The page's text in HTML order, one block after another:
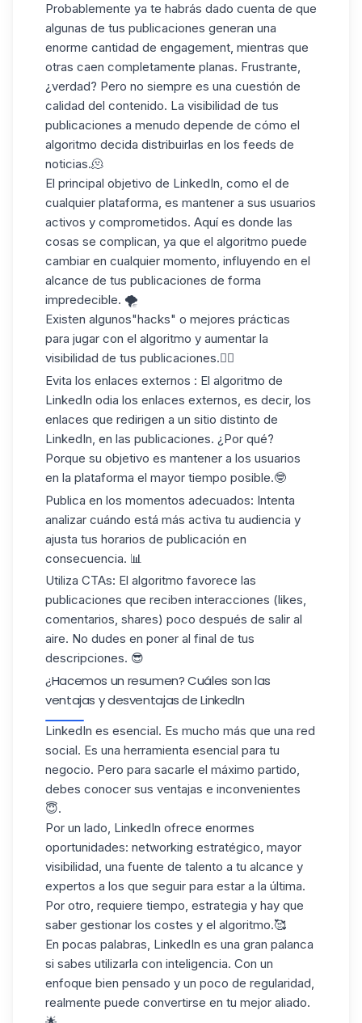
Probablemente ya te habrás dado cuenta de que
algunas de tus publicaciones generan una
enorme cantidad de engagement, mientras que
otras caen completamente planas. Frustrante,
¿verdad? Pero no siempre es una cuestión de
calidad del contenido. La visibilidad de tus
publicaciones a menudo depende de cómo el
algoritmo decida distribuirlas en los feeds de
noticias.🫠
El principal objetivo de LinkedIn, como el de
cualquier plataforma, es mantener a sus usuarios
activos y comprometidos. Aquí es donde las
cosas se complican, ya que el algoritmo puede
cambiar en cualquier momento, influyendo en el
alcance de tus publicaciones de forma
impredecible. 🌪️
Existen algunos"hacks" o mejores prácticas
para jugar con el algoritmo y aumentar la
visibilidad de tus publicaciones.👇🏻
Evita los enlaces externos : El algoritmo de
LinkedIn odia los enlaces externos, es decir, los
enlaces que redirigen a un sitio distinto de
LinkedIn, en las publicaciones. ¿Por qué?
Porque su objetivo es mantener a los usuarios
en la plataforma el mayor tiempo posible.🤓
Publica en los momentos adecuados: Intenta
analizar cuándo está más activa tu audiencia y
ajusta tus horarios de publicación en
consecuencia. 📊
Utiliza CTAs: El algoritmo favorece las
publicaciones que reciben interacciones (likes,
comentarios, shares) poco después de salir al
aire. No dudes en poner al final de tus
descripciones. 😎
¿Hacemos un resumen? Cuáles son las
ventajas y desventajas de LinkedIn​
LinkedIn es esencial. Es mucho más que una red
social. Es una herramienta esencial para tu
negocio. Pero para sacarle el máximo partido,
debes conocer sus ventajas e inconvenientes
😇.
Por un lado, LinkedIn ofrece enormes
oportunidades: networking estratégico, mayor
visibilidad, una fuente de talento a tu alcance y
expertos a los que seguir para estar a la última.
Por otro, requiere tiempo, estrategia y hay que
saber gestionar los costes y el algoritmo.🥰
En pocas palabras, LinkedIn es una gran palanca
si sabes utilizarla con inteligencia. Con un
enfoque bien pensado y un poco de regularidad,
realmente puede convertirse en tu mejor aliado.